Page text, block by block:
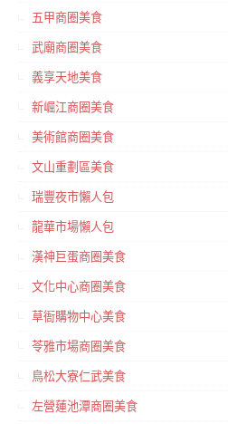
五甲商圈美食
武廟商圈美食
義享天地美食
新崛江商圈美食
美術館商圈美食
文山重劃區美食
瑞豐夜市懶人包
龍華市場懶人包
漢神巨蛋商圈美食
文化中心商圈美食
草衙購物中心美食
苓雅市場商圈美食
鳥松大寮仁武美食
左營蓮池潭商圈美食